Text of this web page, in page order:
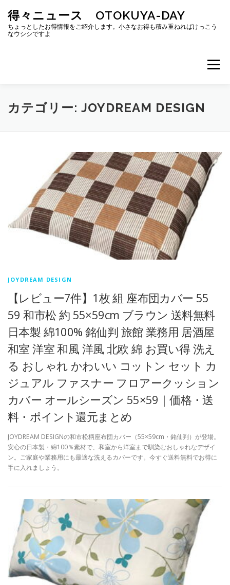
ッ
得々ニュース OTOKUYA-DAY
ちょっとしたお得情報をご紹介します。小さなお得も積み重ねればけっこう
なウシシですよ
メニュー
カテゴリー: JOYDREAM DESIGN
JOYDREAM DESIGN
【レビュー7件】1枚 組 座布団カバー 55
59 和市松 約 55×59cm ブラウン 送料無料
日本製 綿100% 銘仙判 旅館 業務用 居酒屋
和室 洋室 和風 洋風 北欧 綿 お買い得 洗え
る おしゃれ かわいい コットン セット カ
ジュアル ファスナー フロアークッション
カバー オールシーズン 55×59｜価格・送
料・ポイント還元まとめ
JOYDREAM DESIGNの和市松柄座布団カバー（55×59cm・銘仙判）が登場。
安心の日本製・綿100％素材で、和室から洋室まで馴染むおしゃれなデザイ
ン。ご家庭や業務用にも最適な洗えるカバーです。今すぐ送料無料でお得に
手に入れましょう。